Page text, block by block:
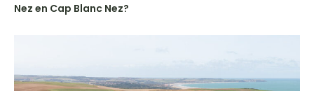
Nez en Cap Blanc Nez?